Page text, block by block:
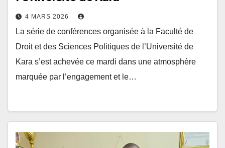
La série de conférences organisée à la Faculté de
Droit et des Sciences Politiques de l’Université de
Kara s’est achevée ce mardi dans une atmosphère
marquée par l’engagement et le…